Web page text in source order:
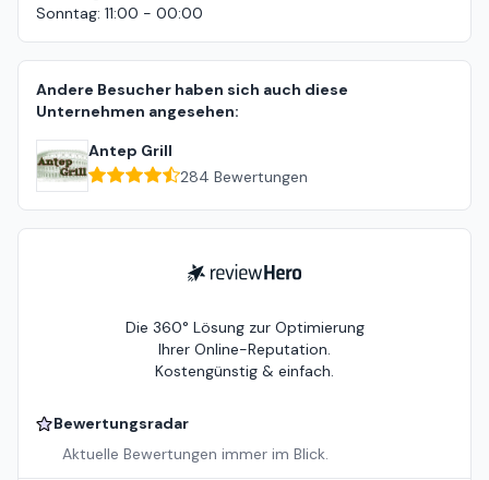
Sonntag: 11:00 - 00:00
Andere Besucher haben sich auch diese
Unternehmen angesehen:
Antep Grill
284 Bewertungen
ReviewHero
Die 360° Lösung zur Optimierung
Ihrer Online-Reputation.
Kostengünstig & einfach.
Bewertungsradar
Aktuelle Bewertungen immer im Blick.